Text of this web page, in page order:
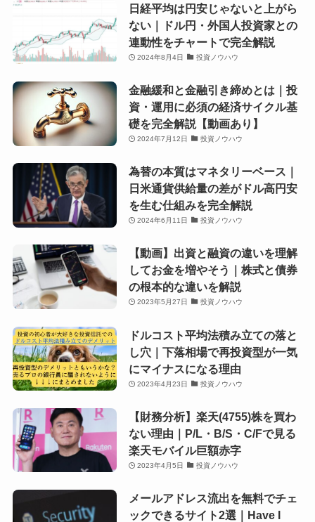
日経平均は円安じゃないと上がら
ない｜ドル円・外国人投資家との
連動性をチャートで完全解説
2024年8月4日 投資ノウハウ
金融緩和と金融引き締めとは｜投
資・運用に必須の経済サイクル基
礎を完全解説【動画あり】
2024年7月12日 投資ノウハウ
為替の本質はマネタリーベース｜
日米通貨供給量の差がドル高円安
を生む仕組みを完全解説
2024年6月11日 投資ノウハウ
【動画】出資と融資の違いを理解
してお金を増やそう｜株式と債券
の根本的な違いを解説
2023年5月27日 投資ノウハウ
ドルコスト平均法積み立ての落と
し穴｜下落相場で再投資型が一気
にマイナスになる理由
2023年4月23日 投資ノウハウ
【財務分析】楽天(4755)株を買わ
ない理由｜P/L・B/S・C/Fで見る
楽天モバイル巨額赤字
2023年4月5日 投資ノウハウ
メールアドレス流出を無料でチェ
ックできるサイト2選｜Have I